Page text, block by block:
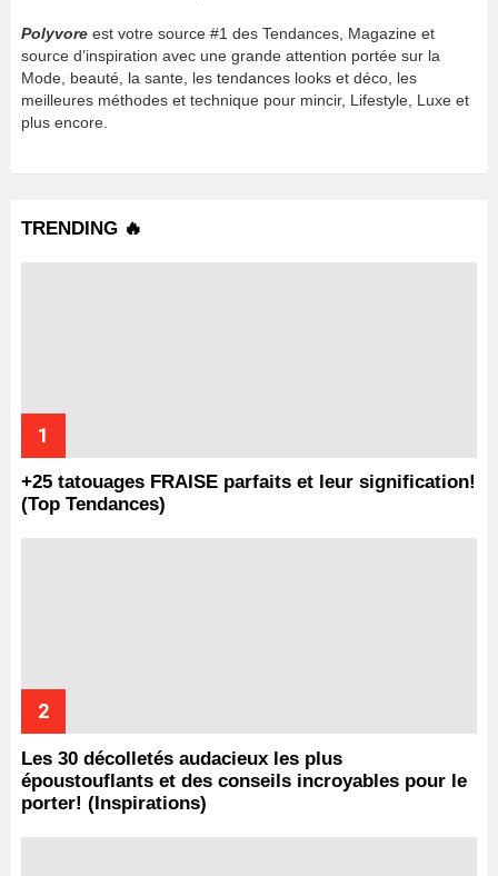
Polyvore est votre source #1 des Tendances, Magazine et
source d’inspiration avec une grande attention portée sur la
Mode, beauté, la sante, les tendances looks et déco, les
meilleures méthodes et technique pour mincir, Lifestyle, Luxe et
plus encore.
TRENDING 🔥
+25 tatouages ​​FRAISE parfaits et leur signification!
(Top Tendances)
Les 30 décolletés audacieux les plus
époustouflants et des conseils incroyables pour le
porter! (Inspirations)